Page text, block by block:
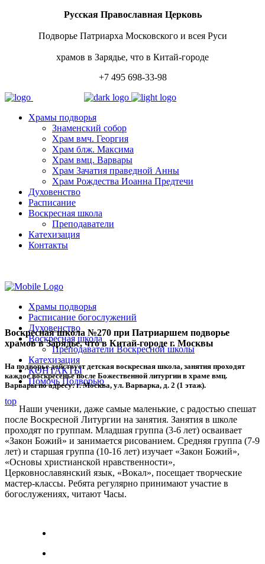
Русская Православная Церковь
Подворье Патриарха Московского и всея Руси
храмов в Зарядье, что в Китай-городе
+7 495 698-33-98
Храмы подворья
Знаменский собор
Храм вмч. Георгия
Храм блж. Максима
Храм вмц. Варвары
Храм Зачатия праведной Анны
Храм Рождества Иоанна Предтечи
Духовенство
Расписание
Воскресная школа
Преподаватели
Катехизация
Контакты
Храмы подворья
Расписание богослужений
Духовенство
Воскресная школа
Преподаватели Воскресной школы
Катехизация
КОНТАКТЫ
Помочь Подворью
top
Воскресная школа №270 при Патриаршем подворье
храмов в Зарядье, что в Китай-городе г. Москвы
На подворье действует детская воскресная школа, занятия проходят
каждое воскресенье после Божественной литургии в храме вмц.
Варвары по адресу: г. Москва, ул. Варварка, д. 2 (1 этаж).
Наши ученики, даже самые маленькие, с радостью спешат
после Воскресной Литургии на занятия. Занятия в школе
проходят по группам. Младшая группа (3-6 лет) осваивает
«Закон Божий» и занимается рисованием. Средняя группа (7-9
лет) и старшая группа (10-16 лет) изучает «Закон Божий»,
«Основы христианской нравственности»,
Церковнославянский язык, «Вокал», посещает творческие
мастер-классы. Ребята регулярно принимают участие в
богослужениях, читают Часы.